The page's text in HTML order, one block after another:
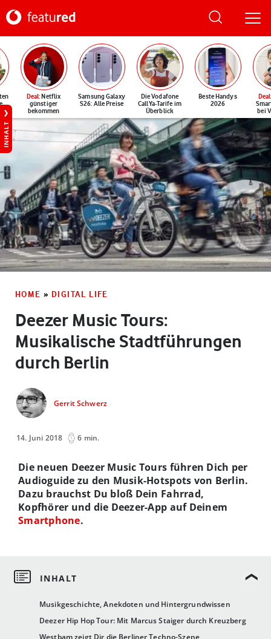
Deal: Netflix
günstiger
bekommen
Samsung Galaxy
S26: Alle Preise
Die Vodafone
CallYa-Tarife im
Überblick
Beste Handys
2026
Deal
bei
INHALT
HOME » DIGITAL LIFE
Deezer Music Tours:
Musikalische Stadtführungen
durch Berlin
Gerrit Schwerz
14. Juni 2018 6 min.
Musikgeschichte, Anekdoten und Hintergrundwissen
Deezer Hip Hop Tour: Mit Marcus Staiger durch Kreuzberg
Westbam zeigt Dir die Berliner Techno-Szene
Die neuen Deezer Music Tours führen Dich per
Audioguide zu den Musik-Hotspots von Berlin.
Dazu brauchst Du bloß Dein Fahrrad,
Kopfhörer und die Deezer-App auf Deinem
Smartphone.